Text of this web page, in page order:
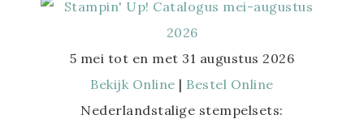
5 mei tot en met 31 augustus 2026
Bekijk Online | Bestel Online
Nederlandstalige stempelsets: